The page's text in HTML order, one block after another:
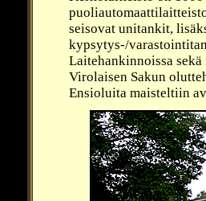
seisovat unitankit,
kypsytys-/
Laitehankinnoissa
Virolaisen Sakun
Ensioluita maisteltiin